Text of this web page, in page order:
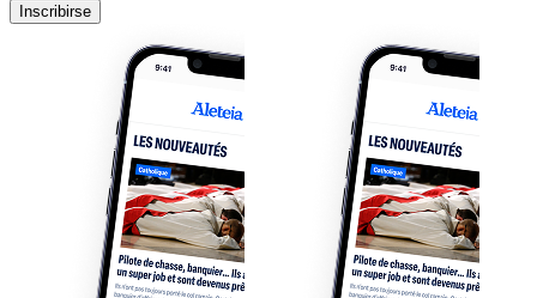
Inscribirse